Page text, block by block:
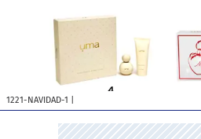
1221-NAVIDAD-1